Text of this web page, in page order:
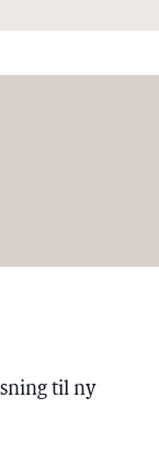
til ny